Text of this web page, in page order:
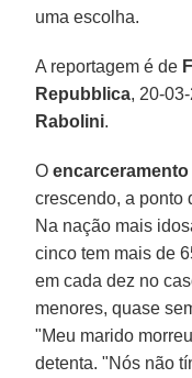
uma escolha.
A reportagem é de
Repubblica, 20-
Rabolini.
O
crescendo, a ponto
Na nação mais
cinco tem mais de
em cada dez no
menores, quase
"Meu marido
detenta. "Nós não